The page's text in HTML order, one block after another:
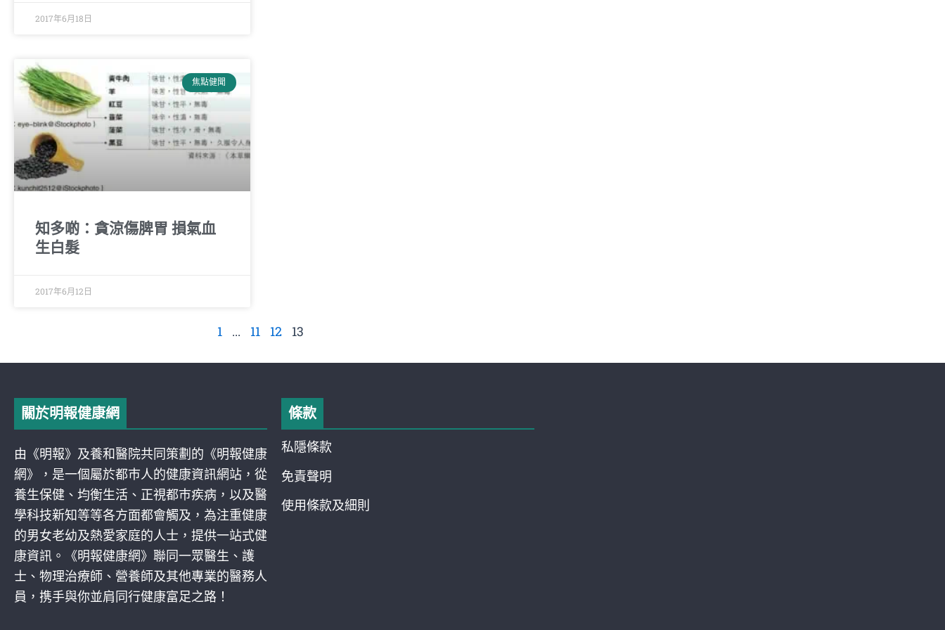
2017年6月18日
焦點健聞
知多啲：貪涼傷脾胃 損氣血
生白髮
2017年6月12日
1 ... 11 12 13
關於明報健康網
由《明報》及養和醫院共同策劃的《明報健康
網》，是一個屬於都巿人的健康資訊網站，從
養生保健、均衡生活、正視都巿疾病，以及醫
學科技新知等等各方面都會觸及，為注重健康
的男女老幼及熱愛家庭的人士，提供一站式健
康資訊。《明報健康網》聯同一眾醫生、護
士、物理治療師、營養師及其他專業的醫務人
員，携手與你並肩同行健康富足之路！
條款
私隱條款
免責聲明
使用條款及細則